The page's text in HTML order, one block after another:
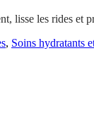
lisse les rides et
, Soins hydratants